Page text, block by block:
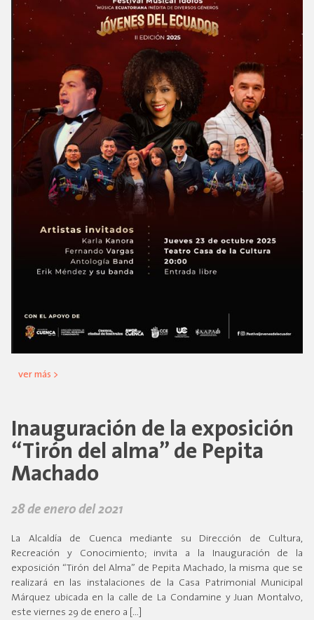
ver más >
Inauguración de la exposición
“Tirón del alma” de Pepita
Machado
28 de enero del 2021
La Alcaldía de Cuenca mediante su Dirección de Cultura,
Recreación y Conocimiento; invita a la Inauguración de la
exposición “Tirón del Alma” de Pepita Machado, la misma que se
realizará en las instalaciones de la Casa Patrimonial Municipal
Márquez ubicada en la calle de La Condamine y Juan Montalvo,
este viernes 29 de enero a […]